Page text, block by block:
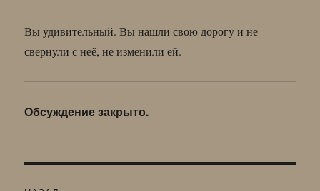
Вы удивительный. Вы нашли свою дорогу и не
свернули с неё, не изменили ей.
Обсуждение закрыто.